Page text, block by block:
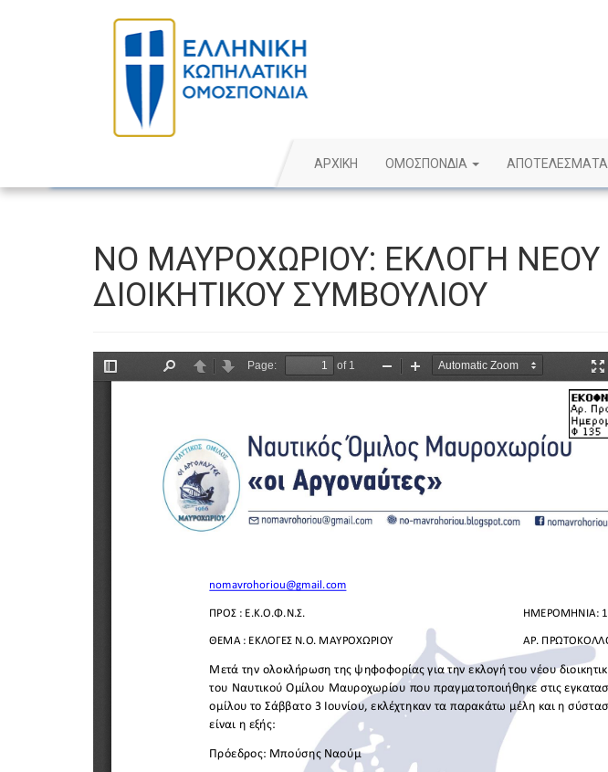
ΑΡΧΙΚΗ ΟΜΟΣΠΟΝΔΙΑ ΑΠΟΤΕΛΕΣΜΑΤΑ
ΝΟ ΜΑΥΡΟΧΩΡΙΟΥ: ΕΚΛΟΓΗ ΝΕΟΥ
ΔΙΟΙΚΗΤΙΚΟΥ ΣΥΜΒΟΥΛΙΟΥ